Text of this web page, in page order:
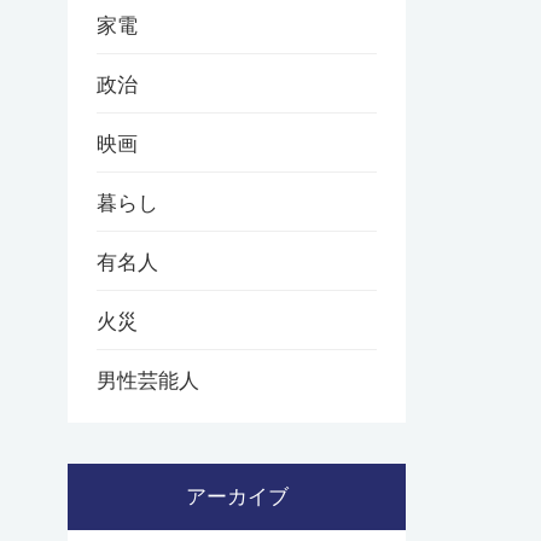
家電
政治
映画
暮らし
有名人
火災
男性芸能人
アーカイブ